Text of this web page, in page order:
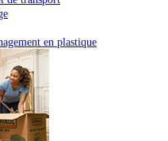
en plastique